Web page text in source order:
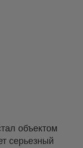
объектом
серьезный